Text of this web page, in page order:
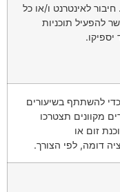
חיבור לאינטרנט ו/או כל
להפעיל תוכניות
יספיקו.
להשתתף בשיעורים
מקוונים תצטרכו
זום או
דומה, לפי הצורך.